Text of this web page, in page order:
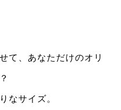
て、あなただけのオリ
なサイズ。